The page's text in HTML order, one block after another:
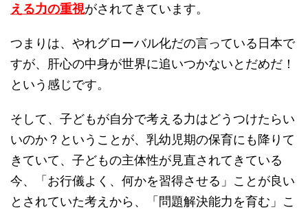
える力の重視がされてきています。
つまりは、やれグローバル化だの言っている日本で
すが、肝心の中身が世界に追いつかないとだめだ！
という感じです。
そして、子どもが自分で考える力はどうつけたらい
いのか？ということが、乳幼児期の保育にも降りて
きていて、子どもの主体性が見直されてきている
今、「お行儀よく、何かを習得させる」ことが良い
とされていた考えから、「問題解決能力を育む」こ